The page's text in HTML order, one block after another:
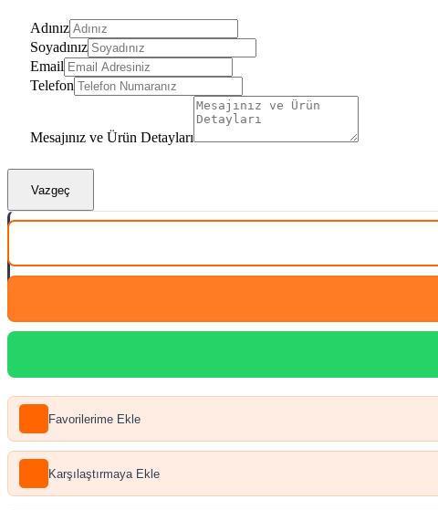
Adınız
Soyadınız
Email
Telefon
Mesajınız ve Ürün Detayları
Vazgeç
Favorilerime Ekle
Karşılaştırmaya Ekle